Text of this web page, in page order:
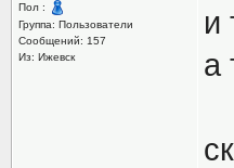
Пол :
Группа: Пользователи
Сообщений: 157
Из: Ижевск
и
а